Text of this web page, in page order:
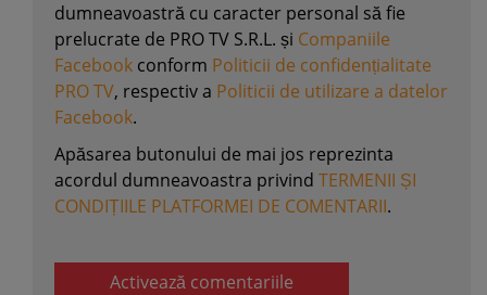
dumneavoastră cu caracter personal să fie
prelucrate de PRO TV S.R.L. și Companiile
Facebook conform Politicii de confidențialitate
PRO TV, respectiv a Politicii de utilizare a datelor
Facebook.
Apăsarea butonului de mai jos reprezinta
acordul dumneavoastra privind TERMENII ȘI
CONDIȚIILE PLATFORMEI DE COMENTARII.
Activează comentariile